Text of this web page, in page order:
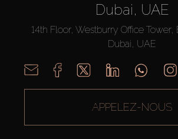
Dubai, UAE
14th Floor, Westburry Office Tower,
Dubai, UAE
APPELEZ-NOUS